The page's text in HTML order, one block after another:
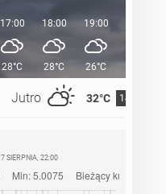
Jutro 32°C 14°C
17:00
28°C
18:00
28°C
19:00
26°C
7 SIERPNIA, 22:00